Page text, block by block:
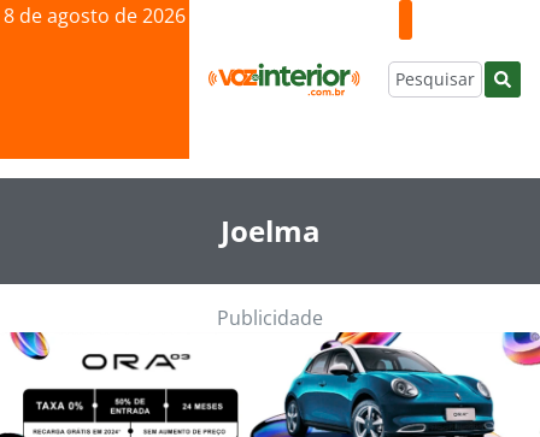
8 de agosto de 2026
Joelma
Publicidade